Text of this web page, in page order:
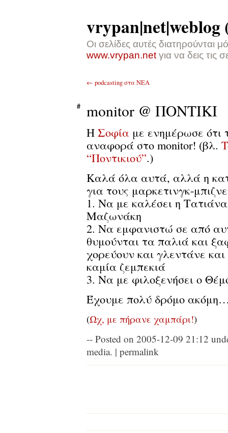
vrypan|net|weblog
Οι σελίδες αυτές διατηρούνται
www.vrypan.net για να δεις τις
← podcasting στα ΝΕΑ
monitor @ ΠΟΝΤΙΚΙ
Η Σοφία με ενημέρωσε
αναφορά στο monitor! (βλ.
“Ποντικιού”.)
Καλά όλα αυτά, αλλά η
για τους μαρκετινγκ-
1. Να με καλέσει η
Μαζωνάκη
2. Να εμφανιστώ σε από
θυμούνται τα παλιά και
χορεύουν και γλεντάνε
καμία ζεμπεκιά
3. Να με φιλοξενήσει ο
Έχουμε πολύ δρόμο
(Ωχ, με πήρανε χαμπάρι!)
Posted on 2005-12-09 21:12
media. permalink